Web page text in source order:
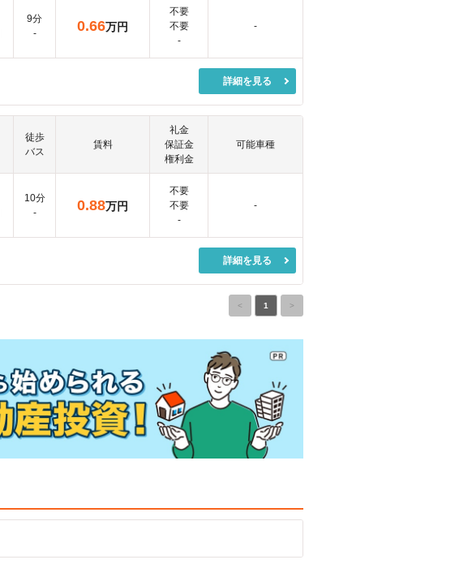
9分
-
0.66万円
不要
不要
-
-
詳細を見る
徒歩
バス
賃料
礼金
保証金
権利金
可能車種
10分
-
0.88万円
不要
不要
-
-
詳細を見る
< 1 >